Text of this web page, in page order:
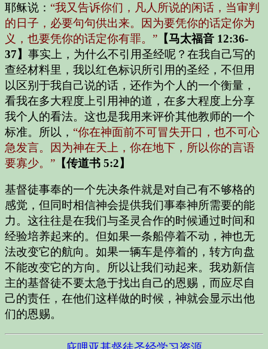
耶稣说： “我又告诉你们，凡人所说的闲话，当审判
的日子，必要句句供出来。因为要凭你的话定你为
义，也要凭你的话定你有罪。” 【马太福音 12:36-
37】 事实上，为什么不引用圣经呢？在我自己写的
查经材料里，我以红色标识所引用的圣经，不但用
以区别于我自己说的话，还作为个人的一个衡量，
看我在多大程度上引用神的道，在多大程度上分享
我个人的看法。这也是我用来评价其他教师的一个
标准。所以， “你在神面前不可冒失开口，也不可心
急发言。因为神在天上，你在地下，所以你的言语
要寡少。” 【传道书 5:2】
基督徒事奉的一个先决条件就是对自己有不够格的
感觉，但同时相信神会提供我们事奉神所需要的能
力。这往往是在我们与圣灵合作的时候通过时间和
经验培养起来的。但如果一条船停着不动，神也无
法改变它的航向。如果一辆车是停着的，转方向盘
不能改变它的方向。所以让我们动起来。我劝新信
主的基督徒不要太急于找出自己的恩赐，而应尽自
己的责任，在他们这样做的时候，神就会显示出他
们的恩赐。